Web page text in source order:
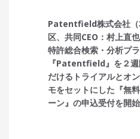
Patentfield株式会社（
区、共同CEO：村上直
特許総合検索・分析プ
『Patentfield』を２週
だけるトライアルとオ
モをセットにした『無
ーン』の申込受付を開始